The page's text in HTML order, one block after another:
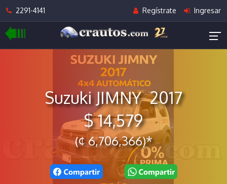
2291-4141 Regístrate Ingresar
Suzuki JIMNY 2017
$ 14,579
(¢ 6,706,366)*